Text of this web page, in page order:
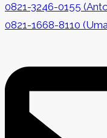
0821-3246-0155
0821-1668-8110